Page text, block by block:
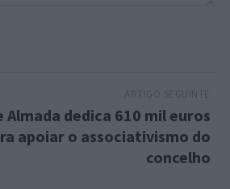
Almada dedica 610 mil euros
apoiar o associativismo do
concelho